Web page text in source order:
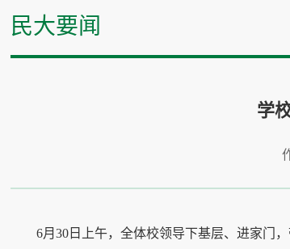
民大要闻
学
6月30日上午，全体校领导下基层、进家门